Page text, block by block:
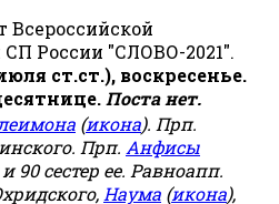
Всероссийской
России "СЛОВО-2021".
ст.ст.), воскресенье.
Поста нет.
(икона). Прп.
Прп. Анфисы
90 сестер ее. Равноапп.
Наума (икона),